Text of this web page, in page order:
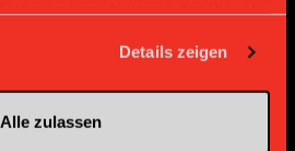
Details zeigen
Alle zulassen
Supplier